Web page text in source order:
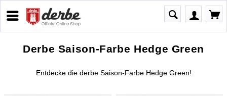
Derbe Saison-Farbe Hedge Green
Entdecke die derbe Saison-Farbe Hedge Green!